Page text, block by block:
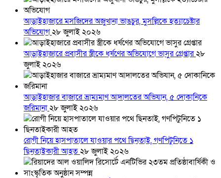
আড়াইহাজারে মস‌জি‌দের অজুখানা ভাঙচুর, মুসল্লিকে হত্যাচেষ্টার
অভিযোগ২৮ জুলাই ২০২৬
আড়াইহাজারে প্রবাসীর স্ত্রীকে ধর্ষণের অভিযোগে ভাসুর গ্রেপ্তার২৮
জুলাই ২০২৬
আড়াইহাজার বাজারে ভ্রাম্যমাণ আদালতের অভিযান, ৫ দোকানিকে
জরিমানা২৮ জুলাই ২০২৬
রোগী নিয়ে হাসপাতালে যাওয়ার পথে ছিনতাই, গণপিটুনিতে ১
ছিনতাইকারী আহত২৮ জুলাই ২০২৬